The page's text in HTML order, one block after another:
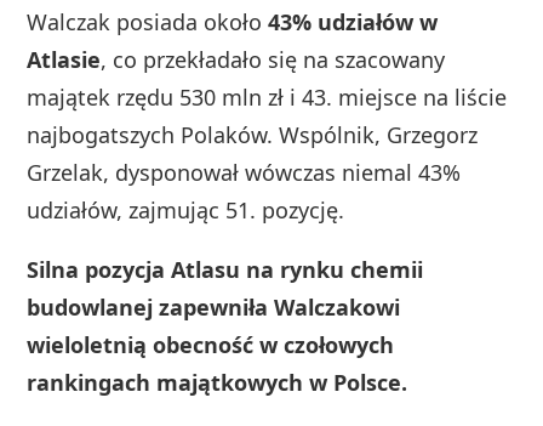
Walczak posiada około43% udziałów w
Atlasie, co przekładało się na szacowany
majątek rzędu 530 mln zł i 43. miejsce na liście
najbogatszych Polaków. Wspólnik, Grzegorz
Grzelak, dysponował wówczas niemal 43%
udziałów, zajmując 51. pozycję.
Silna pozycja Atlasu na rynku chemii
budowlanej zapewniła Walczakowi
wieloletnią obecność w czołowych
rankingach majątkowych w Polsce.